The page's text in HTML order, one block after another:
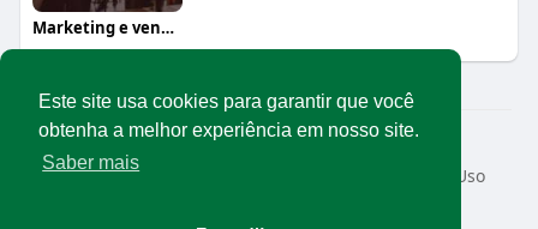
Este site usa cookies para garantir que você
obtenha a melhor experiência em nosso site.
Saber mais
Marketing e vendas
© 2026 Rede Abrasel
Início
Sobre
Termos de Uso